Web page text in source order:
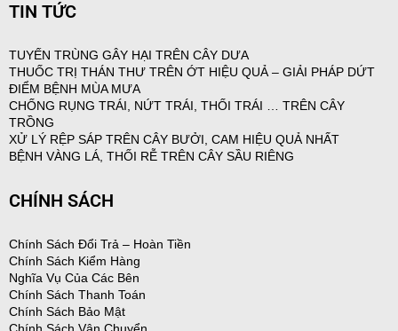
TIN TỨC
TUYẾN TRÙNG GÂY HẠI TRÊN CÂY DƯA
THUỐC TRỊ THÁN THƯ TRÊN ỚT HIỆU QUẢ – GIẢI PHÁP DỨT
ĐIỂM BỆNH MÙA MƯA
CHỐNG RỤNG TRÁI, NỨT TRÁI, THỐI TRÁI … TRÊN CÂY
TRỒNG
XỬ LÝ RỆP SÁP TRÊN CÂY BƯỞI, CAM HIỆU QUẢ NHẤT
BỆNH VÀNG LÁ, THỐI RỄ TRÊN CÂY SẦU RIÊNG
CHÍNH SÁCH
Chính Sách Đổi Trả – Hoàn Tiền
Chính Sách Kiểm Hàng
Nghĩa Vụ Của Các Bên
Chính Sách Thanh Toán
Chính Sách Bảo Mật